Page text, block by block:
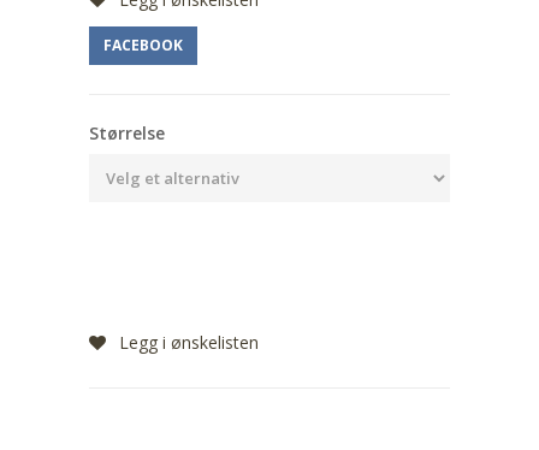
FACEBOOK
Størrelse
Legg i ønskelisten